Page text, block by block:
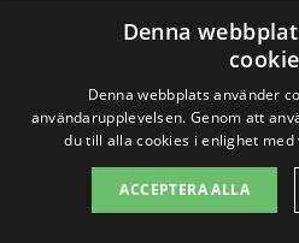
Härjehorst
Djäken
Bredhult
Ryd
Denna
Denna webbplats använder
användarupplevelsen. Genom att
du till alla cookies i enlighet med
ACCEPTERA ALLA